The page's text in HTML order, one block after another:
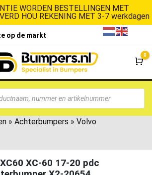
WORDEN BESTELLINGEN MET
HOU REKENING MET 3-7 werkdagen
op de markt
0
» Achterbumpers » Volvo
XC-60 17-20 pdc